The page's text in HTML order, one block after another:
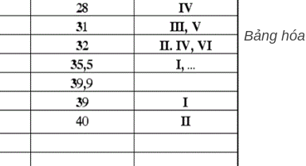
Bảng hóa